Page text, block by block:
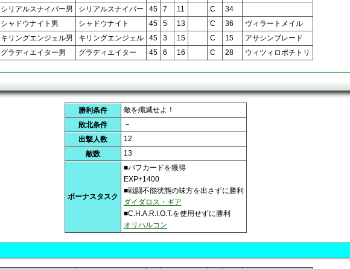
シリアルスナイパー男
シリアルスナイパー 45 7 11 C
34
シャドウナイト男
シャドウナイト 45 5 13 C 36
ヴィラートメイル
キリングエンジェル男
キリングエンジェル 45 3 15 C 15
アサシンブレード
グラディエイター男
グラディエイター 45 6 16 C 28 ウィツィロポチトリ
勝利条件
敵を殲滅せよ！
敗北条件
－
出撃人数
12
敵数
13
ボーナスタスク
■バフカードを獲得
EXP+1400
■戦闘不能状態の味方を出さずに勝利
ダイダロス・ギア
■C.H.A.R.I.O.T.を使用せずに勝利
オリハルコン